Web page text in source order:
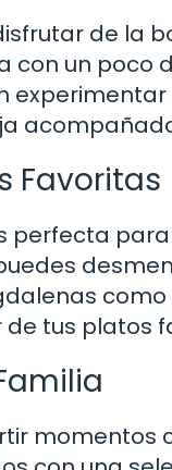
de la
con un
Favoritas
perfecta
tus platos
momentos